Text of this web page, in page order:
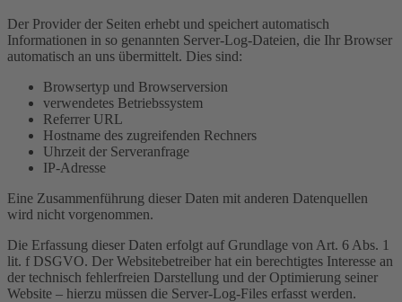
Der Provider der Seiten erhebt und speichert automatisch
Informationen in so genannten Server-Log-Dateien, die Ihr Browser
automatisch an uns übermittelt. Dies sind:
Browsertyp und Browserversion
verwendetes Betriebssystem
Referrer URL
Hostname des zugreifenden Rechners
Uhrzeit der Serveranfrage
IP-Adresse
Eine Zusammenführung dieser Daten mit anderen Datenquellen
wird nicht vorgenommen.
Die Erfassung dieser Daten erfolgt auf Grundlage von Art. 6 Abs. 1
lit. f DSGVO. Der Websitebetreiber hat ein berechtigtes Interesse an
der technisch fehlerfreien Darstellung und der Optimierung seiner
Website – hierzu müssen die Server-Log-Files erfasst werden.